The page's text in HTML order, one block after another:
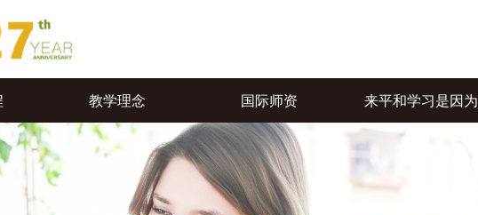
教学理念 国际师资 来平和学习是因为